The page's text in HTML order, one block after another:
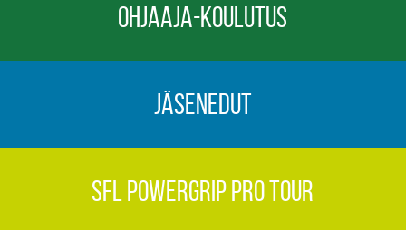
Ohjaaja-koulutus
Jäsenedut
SFL Powergrip Pro Tour